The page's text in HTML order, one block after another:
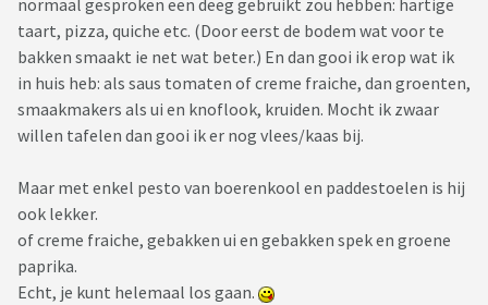
normaal gesproken een deeg gebruikt zou hebben: hartige
taart, pizza, quiche etc. (Door eerst de bodem wat voor te
bakken smaakt ie net wat beter.) En dan gooi ik erop wat ik
in huis heb: als saus tomaten of creme fraiche, dan groenten,
smaakmakers als ui en knoflook, kruiden. Mocht ik zwaar
willen tafelen dan gooi ik er nog vlees/kaas bij.
Maar met enkel pesto van boerenkool en paddestoelen is hij
ook lekker.
of creme fraiche, gebakken ui en gebakken spek en groene
paprika.
Echt, je kunt helemaal los gaan.